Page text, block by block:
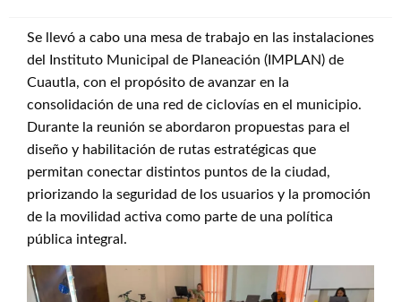
Se llevó a cabo una mesa de trabajo en las instalaciones
del Instituto Municipal de Planeación (IMPLAN) de
Cuautla, con el propósito de avanzar en la
consolidación de una red de ciclovías en el municipio.
Durante la reunión se abordaron propuestas para el
diseño y habilitación de rutas estratégicas que
permitan conectar distintos puntos de la ciudad,
priorizando la seguridad de los usuarios y la promoción
de la movilidad activa como parte de una política
pública integral.